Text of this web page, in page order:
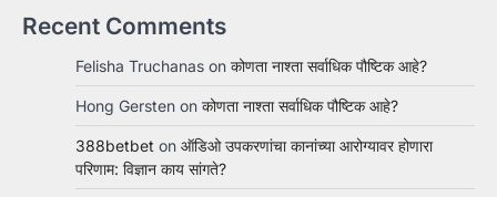
Recent Comments
Felisha Truchanas on कोणता नाश्ता सर्वाधिक पौष्टिक आहे?
Hong Gersten on कोणता नाश्ता सर्वाधिक पौष्टिक आहे?
388betbet on ऑडिओ उपकरणांचा कानांच्या आरोग्यावर होणारा
परिणाम: विज्ञान काय सांगते?